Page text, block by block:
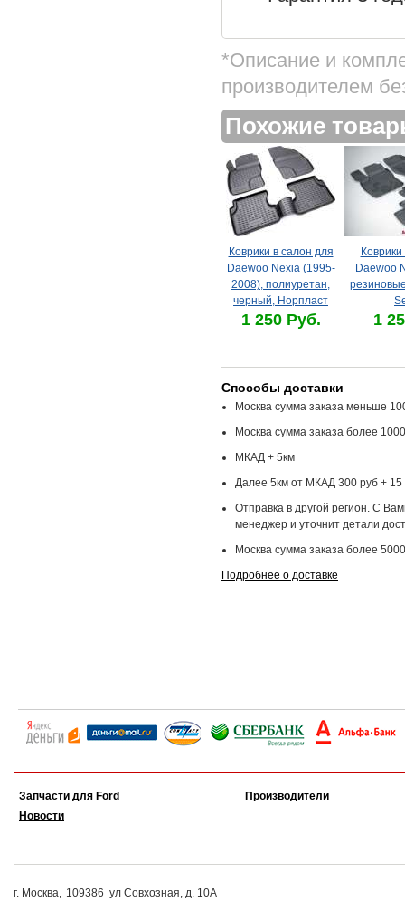
*Описание и
производителем
Похожие
Коврики в салон для
Daewoo Nexia (1995-
2008), полиуретан,
черный, Норпласт
1 250 Руб.
Daewoo
1
Способы доставки
Москва сумма заказа меньше
Москва сумма заказа более
МКАД + 5км
Далее 5км от МКАД 300 руб + 15
Отправка в другой регион. С
менеджер и уточнит детали
Москва сумма заказа более
Подробнее о доставке
Запчасти для Ford
Новости
Производители
г. Москва, 109386 ул Совхозная, д. 10А